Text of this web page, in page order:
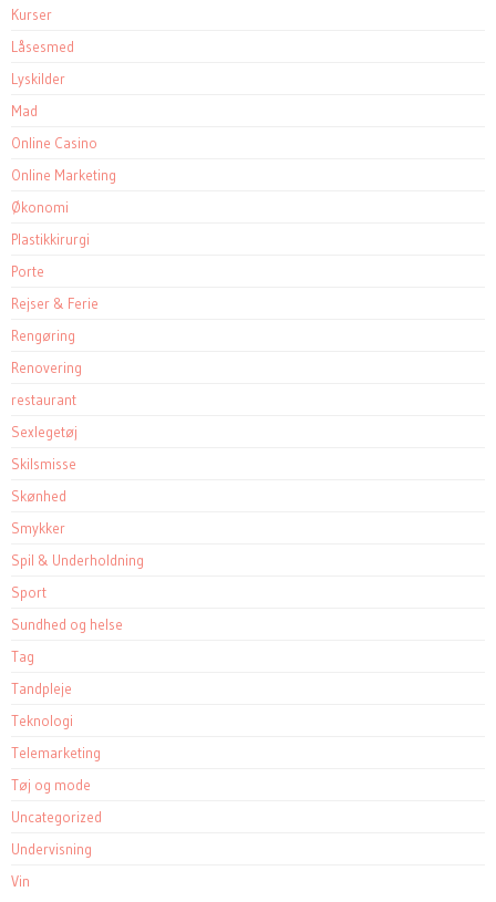
Kurser
Låsesmed
Lyskilder
Mad
Online Casino
Online Marketing
Økonomi
Plastikkirurgi
Porte
Rejser & Ferie
Rengøring
Renovering
restaurant
Sexlegetøj
Skilsmisse
Skønhed
Smykker
Spil & Underholdning
Sport
Sundhed og helse
Tag
Tandpleje
Teknologi
Telemarketing
Tøj og mode
Uncategorized
Undervisning
Vin